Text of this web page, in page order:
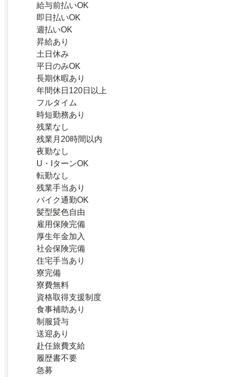
給与前払いOK
即日払いOK
週払いOK
昇給あり
土日休み
平日のみOK
長期休暇あり
年間休日120日以上
フルタイム
時短勤務あり
残業なし
残業月20時間以内
夜勤なし
U・IターンOK
転勤なし
残業手当あり
バイク通勤OK
髪型髪色自由
雇用保険完備
厚生年金加入
社会保険完備
住宅手当あり
寮完備
寮費無料
資格取得支援制度
食事補助あり
制服貸与
送迎あり
赴任旅費支給
履歴書不要
急募